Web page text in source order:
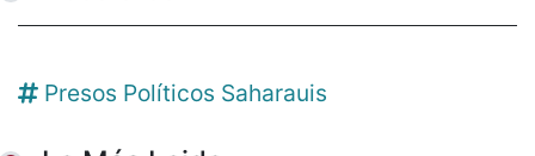
Presos Políticos Saharauis